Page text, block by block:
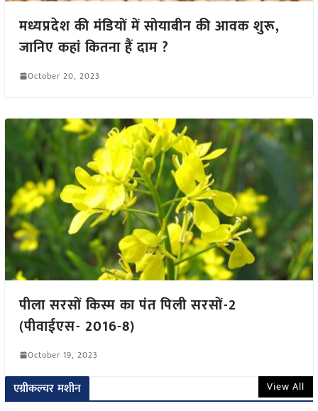
मध्यप्रदेश की मंडियों में सोयाबीन की आवक शुरू,
जानिए कहां कितना हैं दाम ?
October 20, 2023
पीला सरसों किस्म का पंत पिली सरसों-2
(पीवाईएस- 2016-8)
October 19, 2023
एग्रीकल्चर मशीन View All